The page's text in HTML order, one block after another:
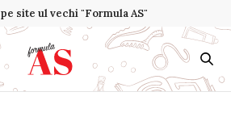
pe site ul vechi "Formula AS"